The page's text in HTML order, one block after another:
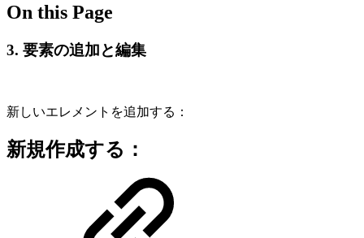
On this Page
3. 要素の追加と編集
新しいエレメントを追加する：
新規作成する：